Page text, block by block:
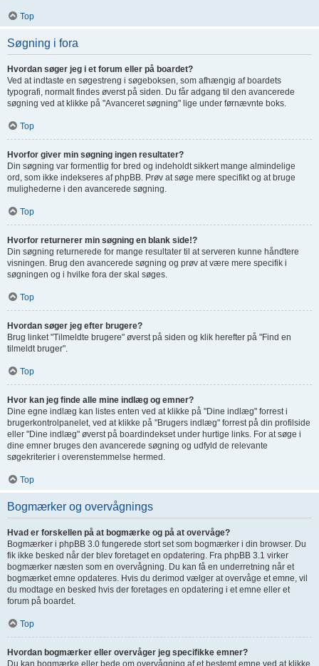
Top
Søgning i fora
Hvordan søger jeg i et forum eller på boardet?
Ved at indtaste en søgestreng i søgeboksen, som afhængig af boardets
typografi, normalt findes øverst på siden. Du får adgang til den avancerede
søgning ved at klikke på "Avanceret søgning" lige under førnævnte boks.
Top
Hvorfor giver min søgning ingen resultater?
Din søgning var formentlig for bred og indeholdt sikkert mange almindelige
ord, som ikke indekseres af phpBB. Prøv at søge mere specifikt og at bruge
mulighederne i den avancerede søgning.
Top
Hvorfor returnerer min søgning en blank side!?
Din søgning returnerede for mange resultater til at serveren kunne håndtere
visningen. Brug den avancerede søgning og prøv at være mere specifik i
søgningen og i hvilke fora der skal søges.
Top
Hvordan søger jeg efter brugere?
Brug linket "Tilmeldte brugere" øverst på siden og klik herefter på "Find en
tilmeldt bruger".
Top
Hvor kan jeg finde alle mine indlæg og emner?
Dine egne indlæg kan listes enten ved at klikke på "Dine indlæg" forrest i
brugerkontrolpanelet, ved at klikke på "Brugers indlæg" forrest på din profilside
eller "Dine indlæg" øverst på boardindekset under hurtige links. For at søge i
dine emner bruges den avancerede søgning og udfyld de relevante
søgekriterier i overenstemmelse hermed.
Top
Bogmærker og overvågnings
Hvad er forskellen på at bogmærke og på at overvåge?
Bogmærker i phpBB 3.0 fungerede stort set som bogmærker i din browser. Du
fik ikke besked når der blev foretaget en opdatering. Fra phpBB 3.1 virker
bogmærker næsten som en overvågning. Du kan få en underretning når et
bogmærket emne opdateres. Hvis du derimod vælger at overvåge et emne, vil
du modtage en besked hvis der foretages en opdatering i et emne eller et
forum på boardet.
Top
Hvordan bogmærker eller overvåger jeg specifikke emner?